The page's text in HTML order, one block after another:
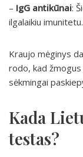
– IgG antikūnai:
ilgalaikiu imunitetu.
Kraujo mėginys
rodo, kad
sėkmingai
Kada
testas?